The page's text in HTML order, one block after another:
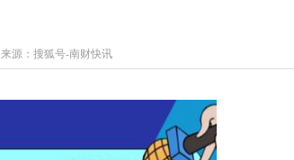
来源：搜狐号-南财快讯